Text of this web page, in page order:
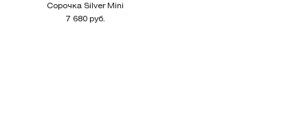
Сорочка Silver Mini
7 680 руб.